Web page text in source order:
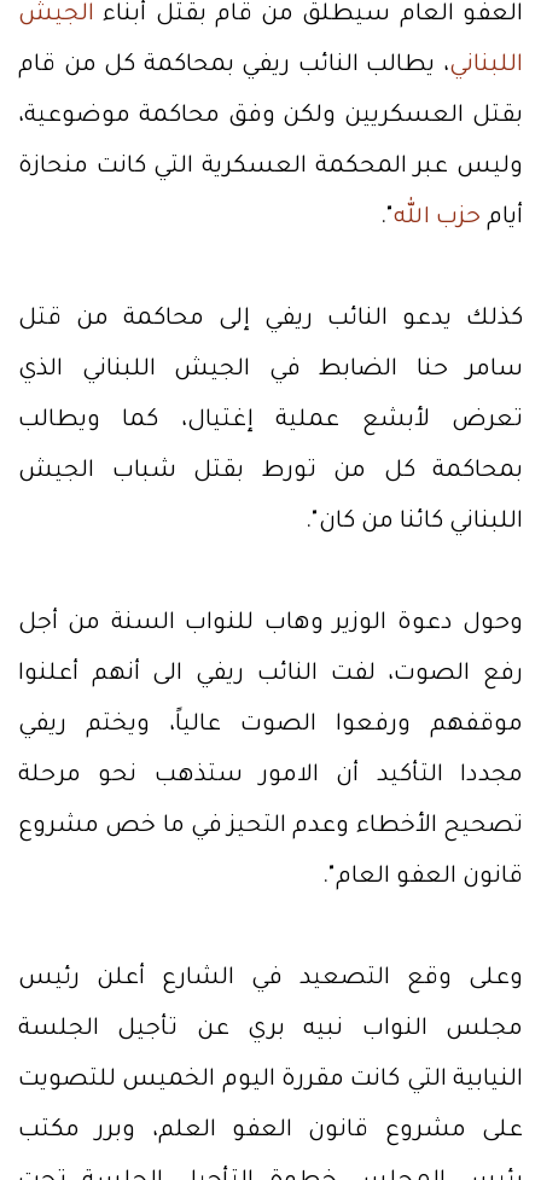
العفو العام سيطلق من قام بقتل أبناء الجيش
اللبناني، يطالب النائب ريفي بمحاكمة كل من قام
بقتل العسكريين ولكن وفق محاكمة موضوعية،
وليس عبر المحكمة العسكرية التي كانت منحازة
أيام حزب الله".
كذلك يدعو النائب ريفي إلى محاكمة من قتل
سامر حنا الضابط في الجيش اللبناني الذي
تعرض لأبشع عملية إغتيال، كما ويطالب
بمحاكمة كل من تورط بقتل شباب الجيش
اللبناني كائنا من كان".
وحول دعوة الوزير وهاب للنواب السنة من أجل
رفع الصوت، لفت النائب ريفي الى أنهم أعلنوا
موقفهم ورفعوا الصوت عالياً، ويختم ريفي
مجددا التأكيد أن الامور ستذهب نحو مرحلة
تصحيح الأخطاء وعدم التحيز في ما خص مشروع
قانون العفو العام".
وعلى وقع التصعيد في الشارع أعلن رئيس
مجلس النواب نبيه بري عن تأجيل الجلسة
النيابية التي كانت مقررة اليوم الخميس للتصويت
على مشروع قانون العفو العلم، وبرر مكتب